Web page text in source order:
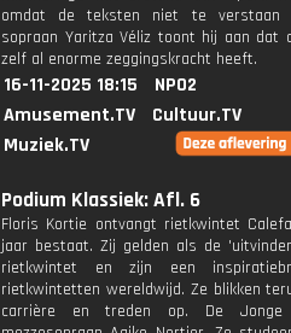
omdat de teksten niet te verstaan
sopraan Yaritza Véliz toont hij aan dat
zelf al enorme zeggingskracht heeft.
16-11-2025 18:15
NPO2
Amusement.TV
Cultuur.TV
Muziek.TV
Podium Klassiek: Afl. 6
Floris Kortie ontvangt rietkwintet
jaar bestaat. Zij gelden als de
rietkwintet en zijn een
rietkwintetten wereldwijd. Ze blikken
carrière en treden op. De